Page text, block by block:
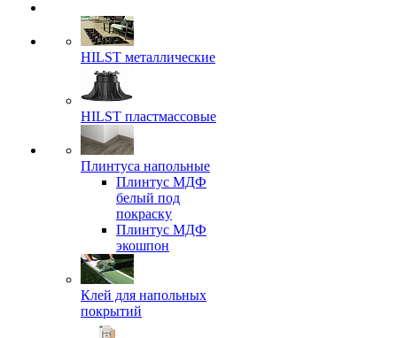
HILST металлические
HILST пластмассовые
Плинтуса напольные
Плинтус МДФ
белый под
покраску
Плинтус МДФ
экошпон
Клей для напольных
покрытий